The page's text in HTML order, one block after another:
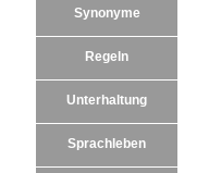
Synonyme
Regeln
Unterhaltung
Sprachleben